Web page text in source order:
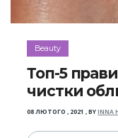
Beauty
Топ-5
чистки
08 ЛЮТОГО , 2021 ,BYINNA